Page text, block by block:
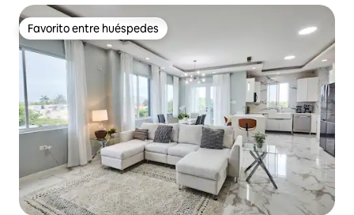
Favorito entre huéspedes
Favorito entre huéspedes